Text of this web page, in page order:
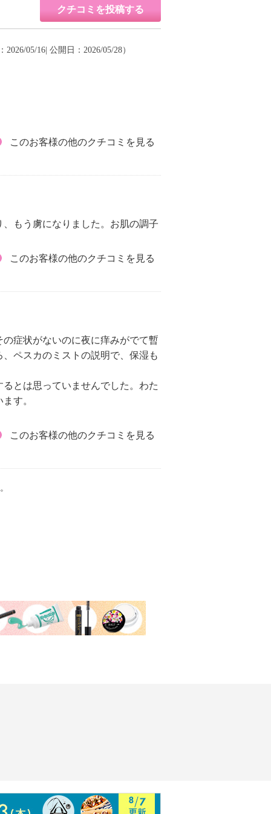
クチコミを投稿する
05/16| 公開日：2026/05/28）
このお客様の他のクチコミを見る
もう虜になりました。お肌の調子
このお客様の他のクチコミを見る
症状がないのに夜に痒みがでて暫
ペスカのミストの説明で、保湿も
とは思っていませんでした。わた
す。
このお客様の他のクチコミを見る